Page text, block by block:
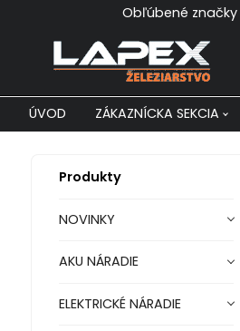
Obľúbené značky
ÚVOD ZÁKAZNÍCKA SEKCIA
Produkty
NOVINKY
AKU NÁRADIE
ELEKTRICKÉ NÁRADIE